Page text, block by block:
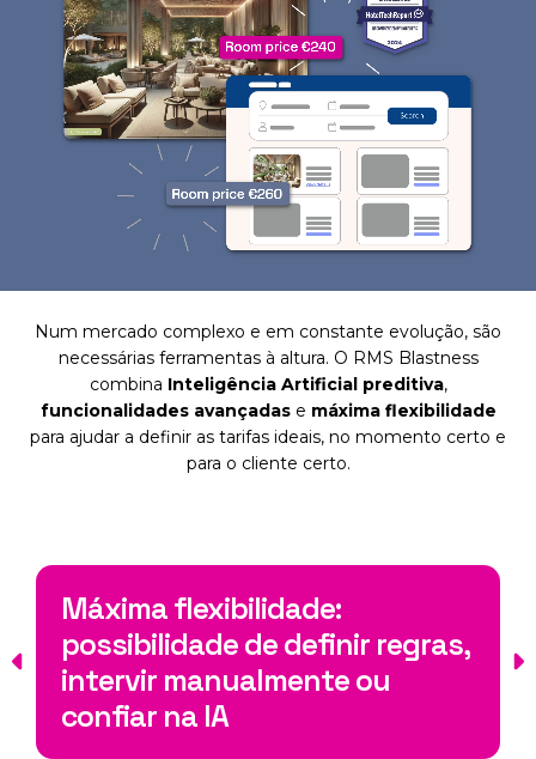
Num mercado complexo e em constante evolução, são
necessárias ferramentas à altura. O RMS Blastness
combina Inteligência Artificial preditiva,
funcionalidades avançadase máxima flexibilidade
para ajudar a definir as tarifas ideais, no momento certo e
para o cliente certo.
Maiores margens operacionais
e crescimento do RevPAR,
otimizando tempos e
estratégias